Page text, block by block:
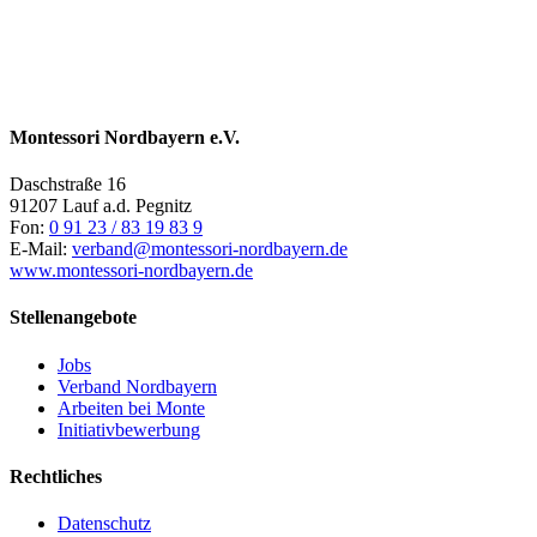
Montessori Nordbayern e.V.
Daschstraße 16
91207 Lauf a.d. Pegnitz
Fon: 0 91 23 / 83 19 83 9
E-Mail: verband@montessori-nordbayern.de
www.montessori-nordbayern.de
Stellenangebote
Jobs
Verband Nordbayern
Arbeiten bei Monte
Initiativbewerbung
Rechtliches
Datenschutz